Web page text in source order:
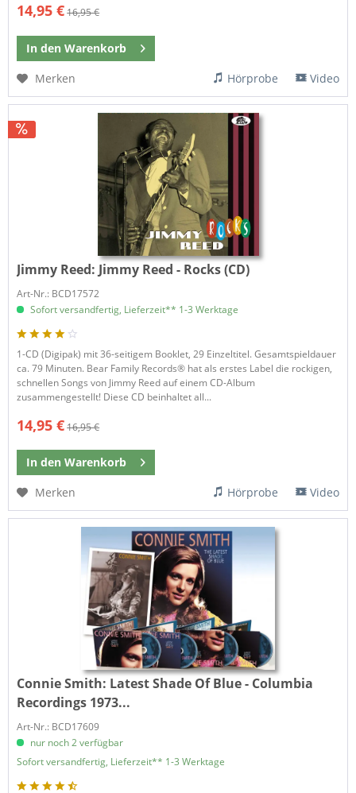
14,95 €16,95 €
In den Warenkorb
Merken
Hörprobe Video
Jimmy Reed: Jimmy Reed - Rocks (CD)
Art-Nr.: BCD17572
Sofort versandfertig, Lieferzeit** 1-3 Werktage
1-CD (Digipak) mit 36-seitigem Booklet, 29 Einzeltitel. Gesamtspieldauer
ca. 79 Minuten. Bear Family Records® hat als erstes Label die rockigen,
schnellen Songs von Jimmy Reed auf einem CD-Album
zusammengestellt! Diese CD beinhaltet all...
14,95 €16,95 €
In den Warenkorb
Merken
Hörprobe Video
Connie Smith: Latest Shade Of Blue - Columbia
Recordings 1973...
Art-Nr.: BCD17609
nur noch 2 verfügbar
Sofort versandfertig, Lieferzeit** 1-3 Werktage